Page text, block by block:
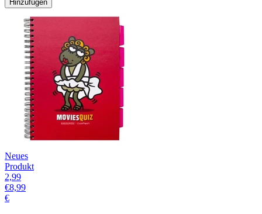
Hinzufügen
Neues
Produkt
2,99
€8,99
€